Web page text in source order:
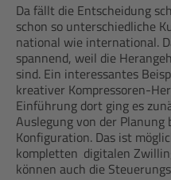
Da fällt die Entscheidung
schon so unterschiedliche
national wie international.
spannend, weil die
sind. Ein interessantes
kreativer Kompressoren-
Einführung dort ging es
Auslegung von der
Konfiguration. Das ist
kompletten ‚digitalen
können auch die